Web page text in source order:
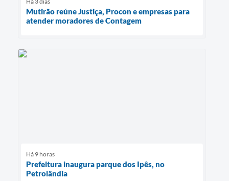
Mutirão reúne Justiça, Procon e empresas para
atender moradores de Contagem
Há 9 horas
Prefeitura inaugura parque dos Ipês, no
Petrolândia